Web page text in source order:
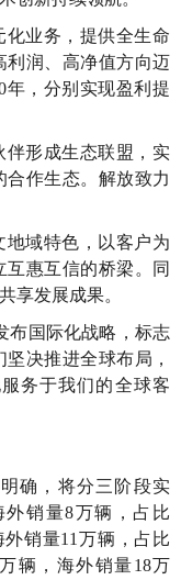
业务，提供全生命
利润、高净值方向迈
年，分别实现盈利提
伴形成生态联盟，实
作生态。解放致力
域特色，以客户为
惠互信的桥梁。同
享发展成果。
布国际化战略，标志
决推进全球布局，
务于我们的全球客
明确，将分三阶段实
外销量8万辆，占比
外销量11万辆，占比
辆，海外销量18万